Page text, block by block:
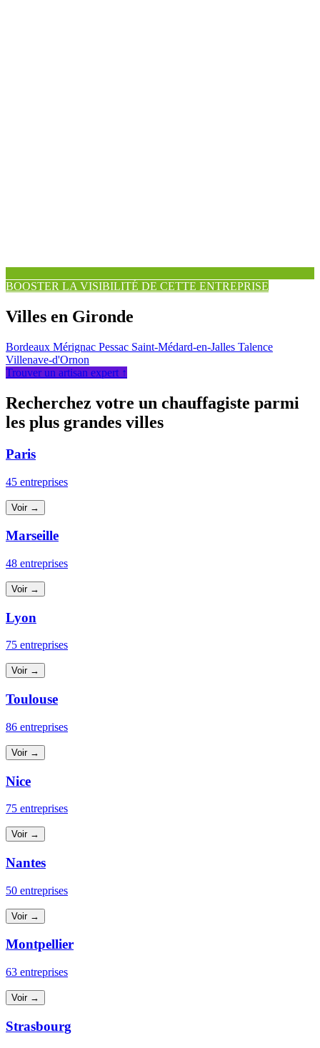
BOOSTER LA VISIBILITÉ DE CETTE ENTREPRISE
Villes en Gironde
Bordeaux Mérignac Pessac Saint-Médard-en-Jalles Talence
Villenave-d'Ornon
Trouver un artisan expert ↑
Recherchez votre un chauffagiste parmi
les plus grandes villes
Paris
45 entreprises
Voir →
Marseille
48 entreprises
Voir →
Lyon
75 entreprises
Voir →
Toulouse
86 entreprises
Voir →
Nice
75 entreprises
Voir →
Nantes
50 entreprises
Voir →
Montpellier
63 entreprises
Voir →
Strasbourg